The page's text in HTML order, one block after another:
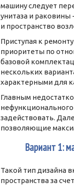
машину следует
унитаза и раковины
и пространство
Приступая к
приоритеты по
базовой
нескольких
характерными для
Главным
задействовать.
позволяющие
Вариант 1:
Такой тип дизайна
пространства за